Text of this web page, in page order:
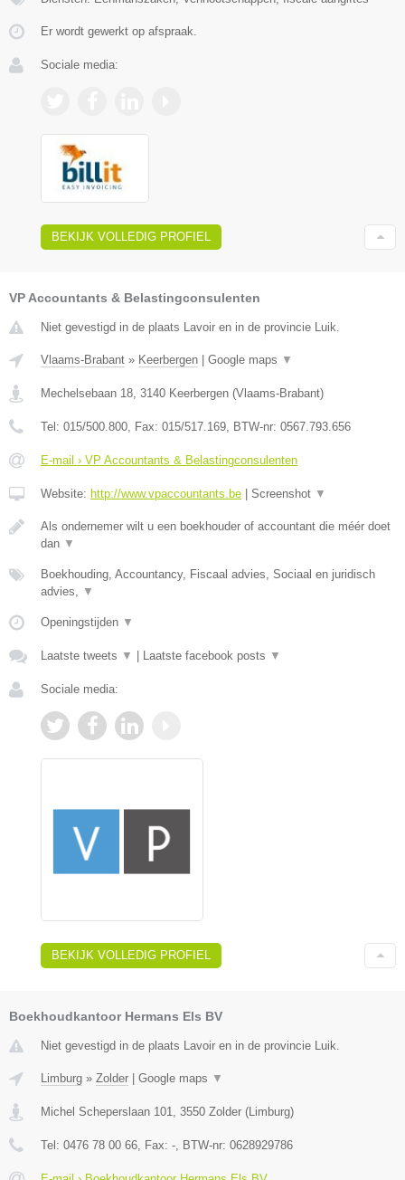
Er wordt gewerkt op afspraak.
Sociale media:
BEKIJK VOLLEDIG PROFIEL
VP Accountants & Belastingconsulenten
Niet gevestigd in de plaats Lavoir en in de provincie Luik.
Vlaams-Brabant » Keerbergen Google maps ▼
Mechelsebaan 18, 3140 Keerbergen (Vlaams-Brabant)
Tel: 015/500.800, Fax: 015/517.169, BTW-nr: 0567.793.656
E-mail › VP Accountants & Belastingconsulenten
Website: http://www.vpaccountants.be Screenshot ▼
Als ondernemer wilt u een boekhouder of accountant die méér doet
dan ▼
Boekhouding, Accountancy, Fiscaal advies, Sociaal en juridisch
advies, ▼
Openingstijden ▼
Laatste tweets ▼ Laatste facebook posts ▼
Sociale media:
BEKIJK VOLLEDIG PROFIEL
Boekhoudkantoor Hermans Els BV
Niet gevestigd in de plaats Lavoir en in de provincie Luik.
Limburg » Zolder Google maps ▼
Michel Scheperslaan 101, 3550 Zolder (Limburg)
Tel: 0476 78 00 66, Fax: -, BTW-nr: 0628929786